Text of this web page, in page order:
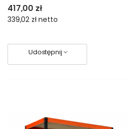
417,00 zł
339,02 złnetto
Udostępnij